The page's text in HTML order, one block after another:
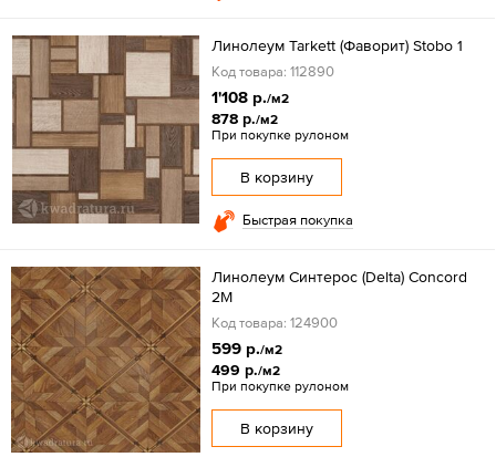
Линолеум Tarkett (Фаворит) Stobo 1
Код товара: 112890
1'108 р./м2
878 р./м2
При покупке рулоном
В корзину
Быстрая покупка
Линолеум Синтерос (Delta) Concord
2M
Код товара: 124900
599 р./м2
499 р./м2
При покупке рулоном
В корзину